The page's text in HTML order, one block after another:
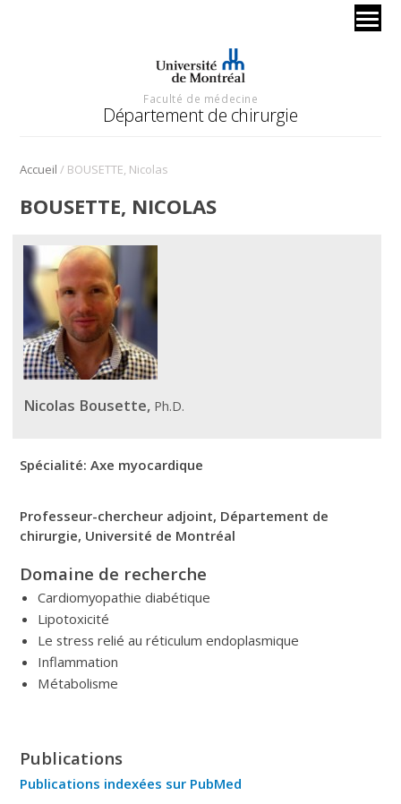
Faculté de médecine
Département de chirurgie
Accueil / BOUSETTE, Nicolas
BOUSETTE, NICOLAS
Nicolas Bousette, Ph.D.
Spécialité: Axe myocardique
Professeur-chercheur adjoint, Département de
chirurgie, Université de Montréal
Domaine de recherche
Cardiomyopathie diabétique
Lipotoxicité
Le stress relié au réticulum endoplasmique
Inflammation
Métabolisme
Publications
Publications indexées sur PubMed